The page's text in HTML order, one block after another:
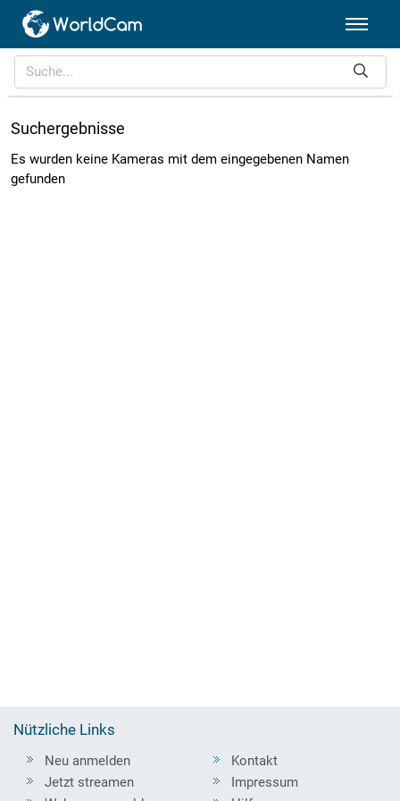
Suchergebnisse
Es wurden keine Kameras mit dem eingegebenen Namen
gefunden
Nützliche Links
Neu anmelden
Jetzt streamen
Kontakt
Impressum